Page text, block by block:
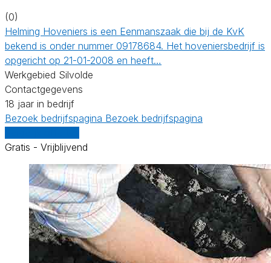
(0)
Helming Hoveniers is een Eenmanszaak die bij de KvK
bekend is onder nummer 09178684. Het hoveniersbedrijf is
opgericht op 21-01-2008 en heeft…
Werkgebied Silvolde
Contactgegevens
18 jaar in bedrijf
Bezoek bedrijfspagina Bezoek bedrijfspagina
Gratis - Vrijblijvend